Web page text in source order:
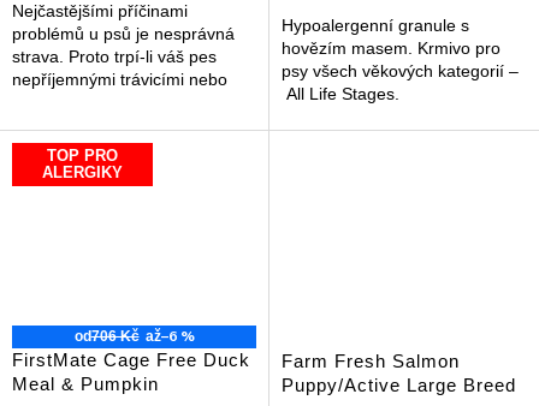
Nejčastějšími příčinami
problémů u psů je nesprávná
strava. Proto trpí-li váš pes
nepříjemnými trávicími nebo
lepší...
Hypoalergenní granule s
hovězím masem. Krmivo pro
psy všech věkových kategorií –
All Life Stages.
TOP PRO
ALERGIKY
od706 Kč až–6 %
FirstMate Cage Free Duck
Meal & Pumpkin
Farm Fresh Salmon
Puppy/Active Large Breed